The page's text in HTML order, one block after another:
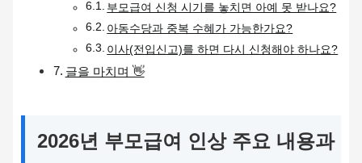
부모급여 신청 시기를 놓치면 아예 못 받나요?
아동수당과 중복 수혜가 가능한가요?
이사(전입신고)를 하면 다시 신청해야 하나요?
글을 마치며 👋
2026년 부모급여 인상 주요 내용과